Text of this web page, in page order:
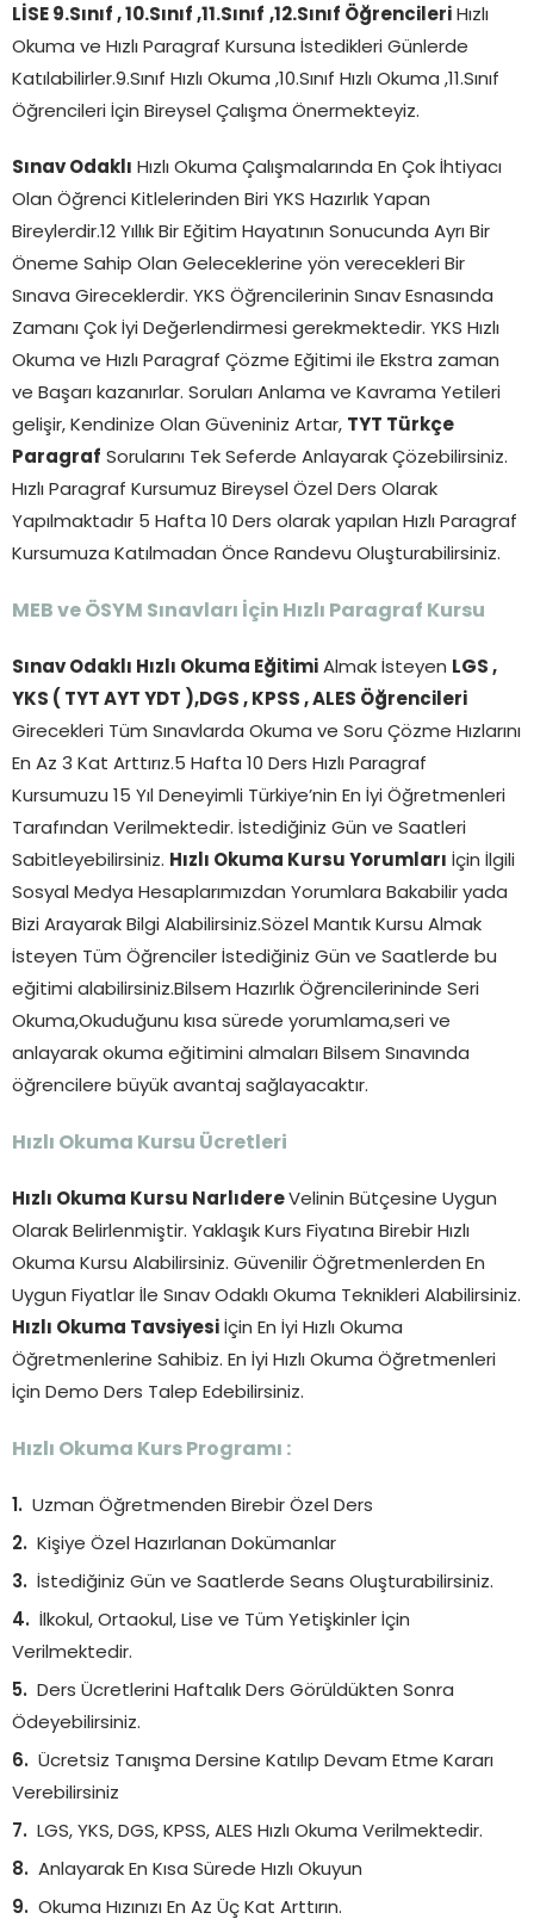
LİSE 9.Sınıf , 10.Sınıf ,11.Sınıf ,12.Sınıf Öğrencileri
Hızlı
Okuma ve Hızlı Paragraf Kursuna İstedikleri Günlerde
Katılabilirler.9.Sınıf Hızlı Okuma ,10.Sınıf Hızlı Okuma ,11.Sınıf
Öğrencileri İçin Bireysel Çalışma Önermekteyiz.
Sınav Odaklı
Hızlı Okuma Çalışmalarında En Çok İhtiyacı
Olan Öğrenci Kitlelerinden Biri YKS Hazırlık Yapan
Bireylerdir.12 Yıllık Bir Eğitim Hayatının Sonucunda Ayrı Bir
Öneme Sahip Olan Geleceklerine yön verecekleri Bir
Sınava Gireceklerdir. YKS Öğrencilerinin Sınav Esnasında
Zamanı Çok İyi Değerlendirmesi gerekmektedir. YKS Hızlı
Okuma ve Hızlı Paragraf Çözme Eğitimi ile Ekstra zaman
ve Başarı kazanırlar. Soruları Anlama ve Kavrama Yetileri
gelişir, Kendinize Olan Güveniniz Artar, TYT Türkçe
Paragraf Sorularını Tek Seferde Anlayarak Çözebilirsiniz.
Hızlı Paragraf Kursumuz Bireysel Özel Ders Olarak
Yapılmaktadır 5 Hafta 10 Ders olarak yapılan Hızlı Paragraf
Kursumuza Katılmadan Önce Randevu Oluşturabilirsiniz.
MEB ve ÖSYM Sınavları İçin Hızlı Paragraf Kursu
Sınav Odaklı Hızlı Okuma Eğitimi Almak İsteyen LGS ,
YKS ( TYT AYT YDT ),DGS , KPSS , ALES Öğrencileri
Girecekleri Tüm Sınavlarda Okuma ve Soru Çözme Hızlarını
En Az 3 Kat Arttırız.5 Hafta 10 Ders Hızlı Paragraf
Kursumuzu 15 Yıl Deneyimli Türkiye’nin En İyi Öğretmenleri
Tarafından Verilmektedir. İstediğiniz Gün ve Saatleri
Sabitleyebilirsiniz. Hızlı Okuma Kursu Yorumları
İçin İlgili
Sosyal Medya Hesaplarımızdan Yorumlara Bakabilir yada
Bizi Arayarak Bilgi Alabilirsiniz.Sözel Mantık Kursu Almak
İsteyen Tüm Öğrenciler İstediğiniz Gün ve Saatlerde bu
eğitimi alabilirsiniz.Bilsem Hazırlık Öğrencilerininde Seri
Okuma,Okuduğunu kısa sürede yorumlama,seri ve
anlayarak okuma eğitimini almaları Bilsem Sınavında
öğrencilere büyük avantaj sağlayacaktır.
Hızlı Okuma Kursu Ücretleri
Hızlı Okuma Kursu Narlıdere Velinin Bütçesine Uygun
Olarak Belirlenmiştir. Yaklaşık Kurs Fiyatına Birebir Hızlı
Okuma Kursu Alabilirsiniz. Güvenilir Öğretmenlerden En
Uygun Fiyatlar İle Sınav Odaklı Okuma Teknikleri Alabilirsiniz.
Hızlı Okuma Tavsiyesi
İçin En İyi Hızlı Okuma
Öğretmenlerine Sahibiz. En İyi Hızlı Okuma Öğretmenleri
İçin Demo Ders Talep Edebilirsiniz.
Hızlı Okuma Kurs Programı :
Uzman Öğretmenden Birebir Özel Ders
Kişiye Özel Hazırlanan Dokümanlar
İstediğiniz Gün ve Saatlerde Seans Oluşturabilirsiniz.
İlkokul, Ortaokul, Lise ve Tüm Yetişkinler İçin
Verilmektedir.
Ders Ücretlerini Haftalık Ders Görüldükten Sonra
Ödeyebilirsiniz.
Ücretsiz Tanışma Dersine Katılıp Devam Etme Kararı
Verebilirsiniz
LGS, YKS, DGS, KPSS, ALES Hızlı Okuma Verilmektedir.
Anlayarak En Kısa Sürede Hızlı Okuyun
Okuma Hızınızı En Az Üç Kat Arttırın.